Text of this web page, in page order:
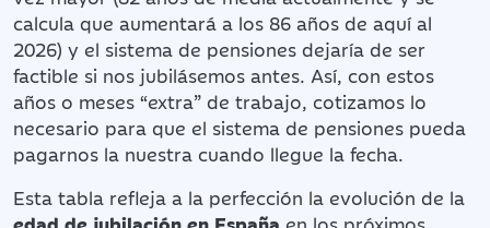
calcula que aumentará a los 86 años de aquí al
2026) y el sistema de pensiones dejaría de ser
factible si nos jubilásemos antes. Así, con estos
años o meses “extra” de trabajo, cotizamos lo
necesario para que el sistema de pensiones pueda
pagarnos la nuestra cuando llegue la fecha.
Esta tabla refleja a la perfección la evolución de la